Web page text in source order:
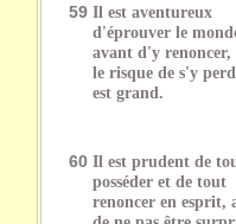
59 Il est aventureux
d'éprouver le
avant d'y renoncer,
le risque de s'y
est grand.
60 Il est prudent de
posséder et de tout
renoncer en esprit,